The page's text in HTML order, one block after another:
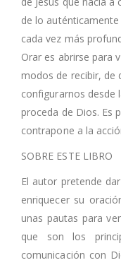
de lo
cada vez más
Orar es abrirse para
modos de recibir, de
configurarnos desde
proceda de Dios. Es
contrapone a la
SOBRE ESTE LIBRO
El autor pretende
enriquecer su
unas pautas para
que son los
comunicación con